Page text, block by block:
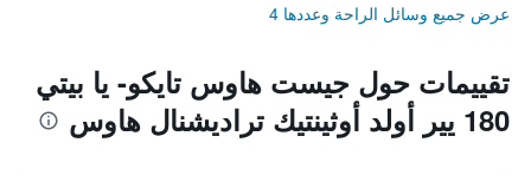
عرض جميع وسائل الراحة وعددها 4
تقييمات حول جيست هاوس تايكو- يا بيتي
180 يير أولد أوثينتيك تراديشنال هاوس